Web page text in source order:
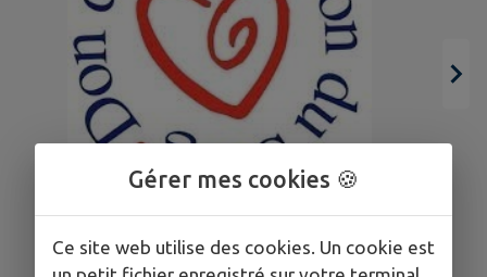
18
FOLGENSBOURG
Gérer mes cookies 🍪
Ce site web utilise des cookies. Un cookie est